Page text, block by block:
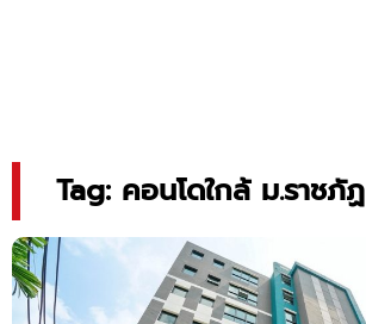
Tag: คอนโดใกล้ ม.ราชภัฏ